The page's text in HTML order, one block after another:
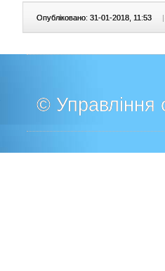
Опубліковано: 31-01-2018, 11:53
© Управління